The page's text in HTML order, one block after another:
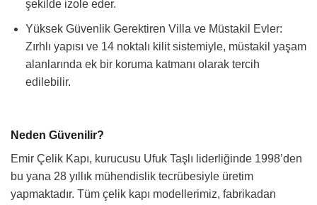
şekilde izole eder.
Yüksek Güvenlik Gerektiren Villa ve Müstakil Evler:
Zırhlı yapısı ve 14 noktalı kilit sistemiyle, müstakil yaşam
alanlarında ek bir koruma katmanı olarak tercih
edilebilir.
Neden Güvenilir?
Emir Çelik Kapı, kurucusu Ufuk Taşlı liderliğinde 1998’den
bu yana 28 yıllık mühendislik tecrübesiyle üretim
yapmaktadır. Tüm çelik kapı modellerimiz, fabrikadan